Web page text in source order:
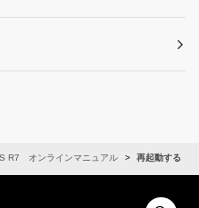
R7 オンラインマニュアル 再起動する